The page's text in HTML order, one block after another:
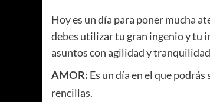
Hoy es un día para poner mucha
debes utilizar tu gran ingenio y tu
asuntos con agilidad y
AMOR: Es un día en el que
rencillas.